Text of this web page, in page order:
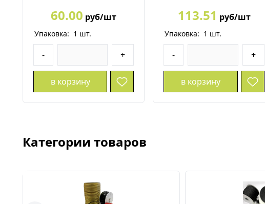
60.00 руб/шт
Упаковка: 1 шт.
- +
в корзину
113.51 руб/шт
Упаковка: 1 шт.
- +
в корзину
Категории товаров